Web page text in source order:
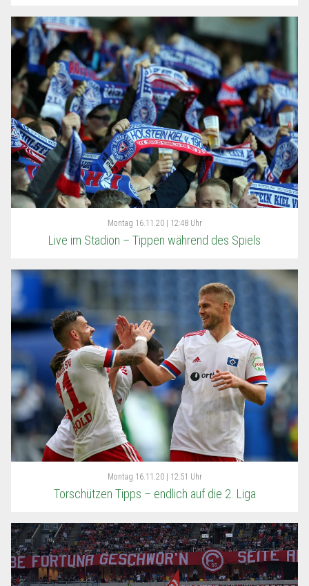
Montag 16.11.20 | 12:48 Uhr
Live im Stadion – Tippen während des Spiels
Montag 16.11.20 | 12:51 Uhr
Torschützen Tipps – endlich auf die 2. Liga